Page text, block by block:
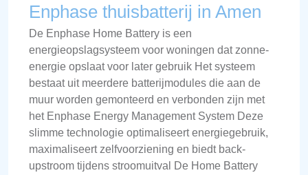
Enphase thuisbatterij in Amen
De Enphase Home Battery is een
energieopslagsysteem voor woningen dat zonne-
energie opslaat voor later gebruik Het systeem
bestaat uit meerdere batterijmodules die aan de
muur worden gemonteerd en verbonden zijn met
het Enphase Energy Management System Deze
slimme technologie optimaliseert energiegebruik,
maximaliseert zelfvoorziening en biedt back-
upstroom tijdens stroomuitval De Home Battery